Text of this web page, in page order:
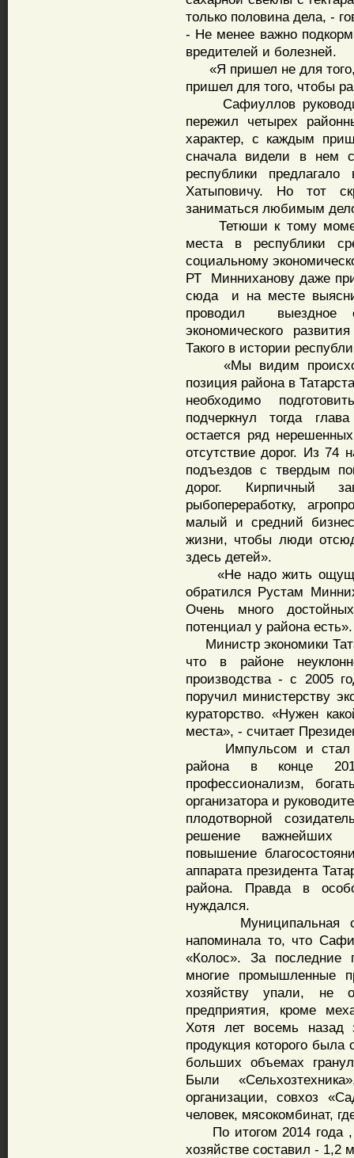
только половина дела, -
- Не менее важно
вредителей и болезней.
«Я пришел не для
пришел для того, чтобы
Сафиуллов
пережил четырех
характер, с каждым
сначала видели в нем
республики
Хатыповичу. Но тот
заниматься любимым
Тетюши к тому
места в республики
социальному
РТ Минниханову даже
сюда и на месте
проводил выездное
экономического
Такого в истории
«Мы видим
позиция района в
необходимо
подчеркнул тогда
остается ряд
отсутствие дорог. Из 74
подъездов с твердым
дорог. Кирпичный
рыбопереработку,
малый и средний
жизни, чтобы люди
здесь детей».
«Не надо жить
обратился Рустам
Очень много
потенциал у района есть».
Министр экономики
что в районе
производства - с 2005
поручил министерству
кураторство. «Нужен
места», - считает
Импульсом и стал
района в конце
профессионализм,
организатора и
плодотворной
решение важнейших
повышение
аппарата президента
района. Правда в
нуждался.
Муниципальная
напоминала то, что
«Колос». За последние
многие промышленные
хозяйству упали, не
предприятия, кроме
Хотя лет восемь назад
продукция которого
больших объемах
Были
организации, совхоз
человек, мясокомбинат,
По итогом 2014 года ,
хозяйстве составил - 1,2